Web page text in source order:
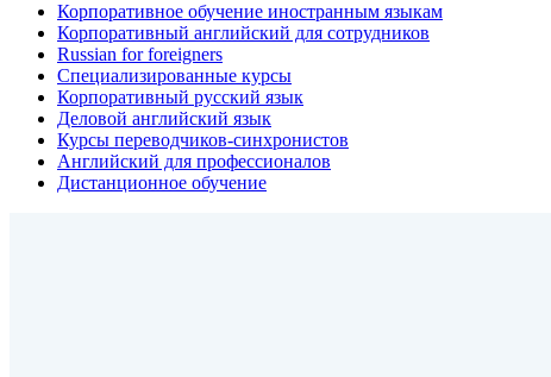
Корпоративное обучение иностранным языкам
Корпоративный английский для сотрудников
Russian for foreigners
Специализированные курсы
Корпоративный русский язык
Деловой английский язык
Курсы переводчиков-синхронистов
Английский для профессионалов
Дистанционное обучение